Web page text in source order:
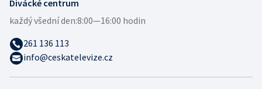
Divácké centrum
každý všední den:8:00—16:00 hodin
261 136 113
info@ceskatelevize.cz